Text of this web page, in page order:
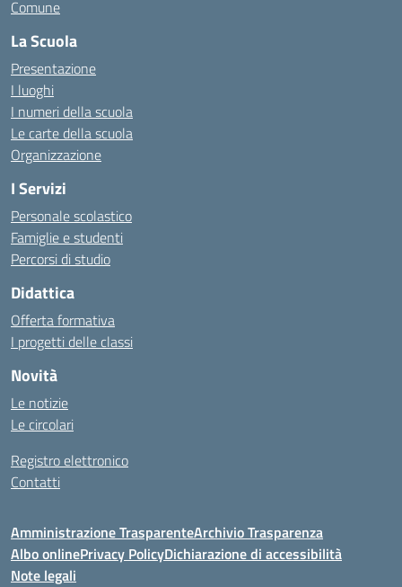
Comune
La Scuola
Presentazione
I luoghi
I numeri della scuola
Le carte della scuola
Organizzazione
I Servizi
Personale scolastico
Famiglie e studenti
Percorsi di studio
Didattica
Offerta formativa
I progetti delle classi
Novità
Le notizie
Le circolari
Registro elettronico
Contatti
Amministrazione TrasparenteArchivio Trasparenza
Albo onlinePrivacy PolicyDichiarazione di accessibilità
Note legali